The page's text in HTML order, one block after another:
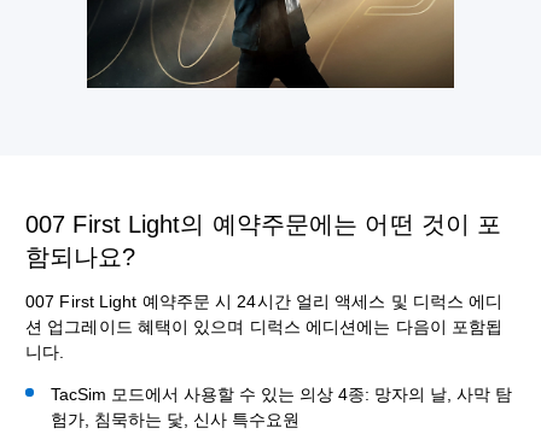
007 First Light의 예약주문에는 어떤 것이 포
함되나요?
007 First Light 예약주문 시 24시간 얼리 액세스 및 디럭스 에디
션 업그레이드 혜택이 있으며 디럭스 에디션에는 다음이 포함됩
니다.
TacSim 모드에서 사용할 수 있는 의상 4종: 망자의 날, 사막 탐
험가, 침묵하는 닻, 신사 특수요원